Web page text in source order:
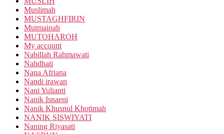
Muslimah
MUSTAGHFIRIN
Mutmainah
MUTOHAROH
My account
Nabillah Rahmawati
Nahdhati
Nana Afriana
Nandi irawan
Nani Yulianti
Nanik Isnaeni
Nanik Khusnul Khotimah
NANIK SISWIYATI
Naning Riyasati